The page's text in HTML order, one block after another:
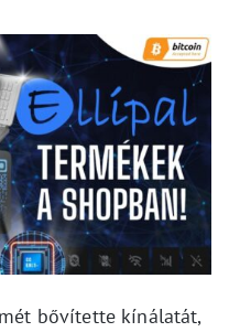
bővítette kínálatát,